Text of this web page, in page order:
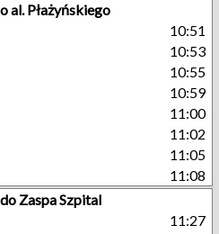
al. Płażyńskiego
10:51
10:53
10:55
10:59
11:00
11:02
11:05
11:08
Zaspa Szpital
11:27